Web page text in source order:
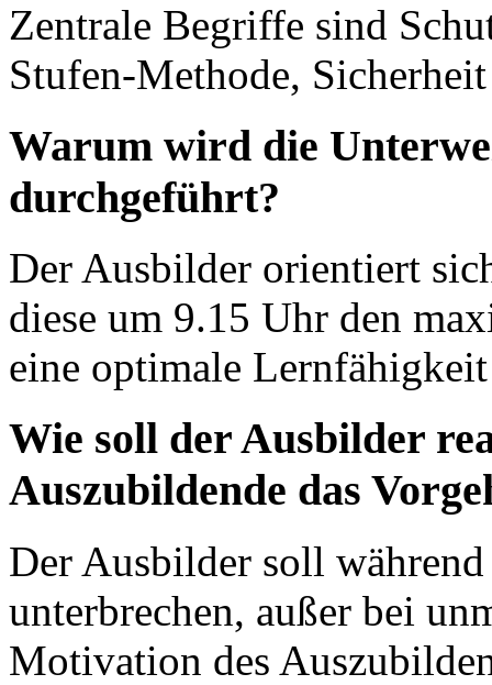
Zentrale Begriffe sind
Stufen-Methode,
Warum wird die
durchgeführt?
Der Ausbilder orientiert
diese um 9.15 Uhr den
eine optimale
Wie soll der Ausbilder
Auszubildende das
Der Ausbilder soll
unterbrechen, außer bei
Motivation des